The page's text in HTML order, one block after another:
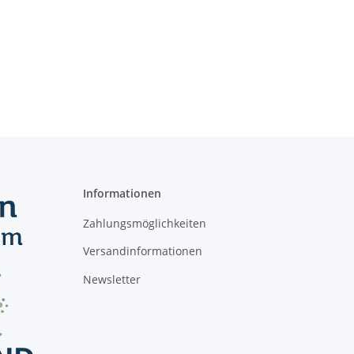
Informationen
Zahlungsmöglichkeiten
Versandinformationen
Newsletter